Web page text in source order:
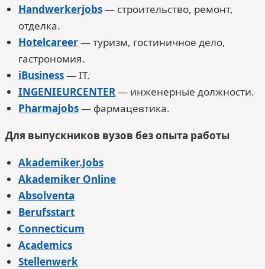
Handwerkerjobs— строительство, ремонт,
отделка.
Hotelcareer— туризм, гостиничное дело,
гастрономия.
iBusiness— IT.
INGENIEURCENTER— инженерные должности.
Pharmajobs— фармацевтика.
Для выпускников вузов без опыта работы
Akademiker.Jobs
Akademiker Online
Absolventa
Berufsstart
Connecticum
Academics
Stellenwerk